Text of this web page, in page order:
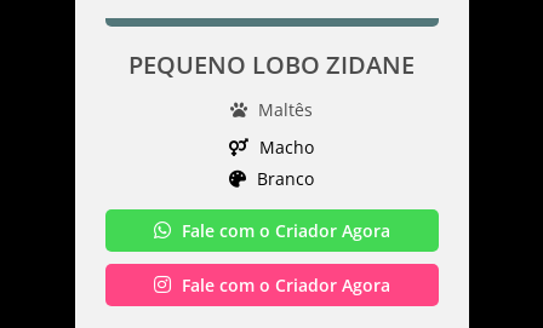
PEQUENO LOBO ZIDANE
Maltês
Macho
Branco
Fale com o Criador Agora
Fale com o Criador Agora